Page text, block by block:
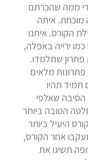
ממה שהכרתם
מוכחת. איתה
הקורס. איתנו
ירייה באפלה,
פתרון שתלמדו.
מלאים
תמיד תהיו
הסיבה שאלפי
הטובה ביותר
היעיל ביותר
אחר הקורס,
תשיגו את